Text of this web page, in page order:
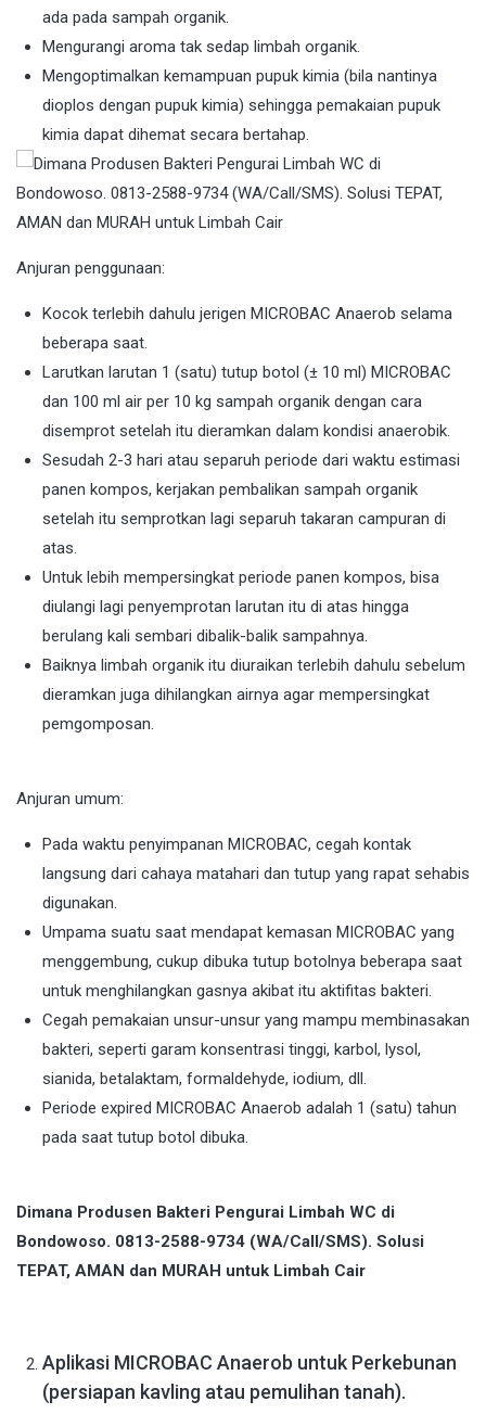
ada pada sampah organik.
Mengurangi aroma tak sedap limbah organik.
Mengoptimalkan kemampuan pupuk kimia (bila nantinya
dioplos dengan pupuk kimia) sehingga pemakaian pupuk
kimia dapat dihemat secara bertahap.
Anjuran penggunaan:
Kocok terlebih dahulu jerigen MICROBAC Anaerob selama
beberapa saat.
Larutkan larutan 1 (satu) tutup botol (± 10 ml) MICROBAC
dan 100 ml air per 10 kg sampah organik dengan cara
disemprot setelah itu dieramkan dalam kondisi anaerobik.
Sesudah 2-3 hari atau separuh periode dari waktu estimasi
panen kompos, kerjakan pembalikan sampah organik
setelah itu semprotkan lagi separuh takaran campuran di
atas.
Untuk lebih mempersingkat periode panen kompos, bisa
diulangi lagi penyemprotan larutan itu di atas hingga
berulang kali sembari dibalik-balik sampahnya.
Baiknya limbah organik itu diuraikan terlebih dahulu sebelum
dieramkan juga dihilangkan airnya agar mempersingkat
pemgomposan.
Anjuran umum:
Pada waktu penyimpanan MICROBAC, cegah kontak
langsung dari cahaya matahari dan tutup yang rapat sehabis
digunakan.
Umpama suatu saat mendapat kemasan MICROBAC yang
menggembung, cukup dibuka tutup botolnya beberapa saat
untuk menghilangkan gasnya akibat itu aktifitas bakteri.
Cegah pemakaian unsur-unsur yang mampu membinasakan
bakteri, seperti garam konsentrasi tinggi, karbol, lysol,
sianida, betalaktam, formaldehyde, iodium, dll.
Periode expired MICROBAC Anaerob adalah 1 (satu) tahun
pada saat tutup botol dibuka.
Dimana Produsen Bakteri Pengurai Limbah WC di
Bondowoso. 0813-2588-9734 (WA/Call/SMS). Solusi
TEPAT, AMAN dan MURAH untuk Limbah Cair
Aplikasi MICROBAC Anaerob untuk Perkebunan
(persiapan kavling atau pemulihan tanah).